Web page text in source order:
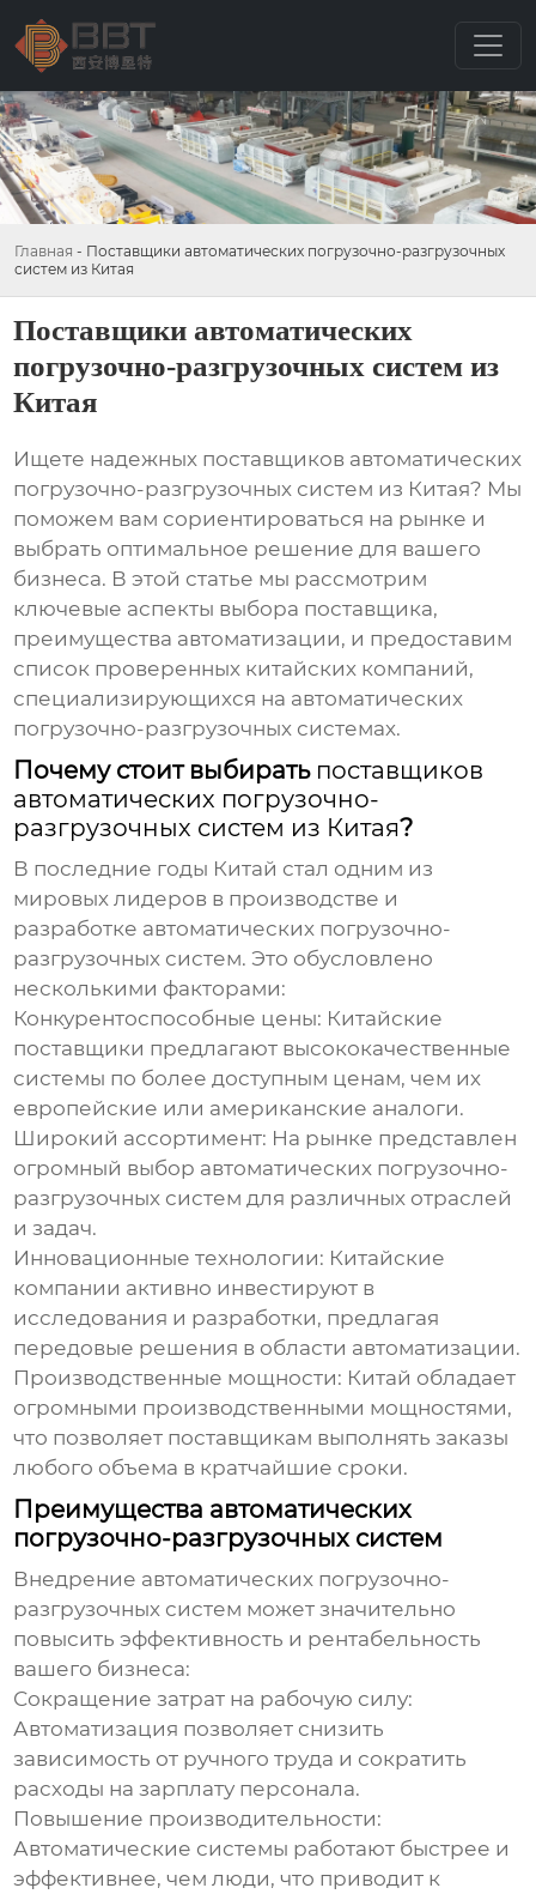
Главная - Поставщики автоматических погрузочно-разгрузочных
систем из Китая
Поставщики автоматических
погрузочно-разгрузочных систем из
Китая
Ищете надежных поставщиков автоматических
погрузочно-разгрузочных систем из Китая? Мы
поможем вам сориентироваться на рынке и
выбрать оптимальное решение для вашего
бизнеса. В этой статье мы рассмотрим
ключевые аспекты выбора поставщика,
преимущества автоматизации, и предоставим
список проверенных китайских компаний,
специализирующихся на автоматических
погрузочно-разгрузочных системах.
Почему стоит выбирать поставщиков
автоматических погрузочно-
разгрузочных систем из Китая?
В последние годы Китай стал одним из
мировых лидеров в производстве и
разработке автоматических погрузочно-
разгрузочных систем. Это обусловлено
несколькими факторами:
Конкурентоспособные цены: Китайские
поставщики предлагают высококачественные
системы по более доступным ценам, чем их
европейские или американские аналоги.
Широкий ассортимент: На рынке представлен
огромный выбор автоматических погрузочно-
разгрузочных систем для различных отраслей
и задач.
Инновационные технологии: Китайские
компании активно инвестируют в
исследования и разработки, предлагая
передовые решения в области автоматизации.
Производственные мощности: Китай обладает
огромными производственными мощностями,
что позволяет поставщикам выполнять заказы
любого объема в кратчайшие сроки.
Преимущества автоматических
погрузочно-разгрузочных систем
Внедрение автоматических погрузочно-
разгрузочных систем может значительно
повысить эффективность и рентабельность
вашего бизнеса:
Сокращение затрат на рабочую силу:
Автоматизация позволяет снизить
зависимость от ручного труда и сократить
расходы на зарплату персонала.
Повышение производительности:
Автоматические системы работают быстрее и
эффективнее, чем люди, что приводит к